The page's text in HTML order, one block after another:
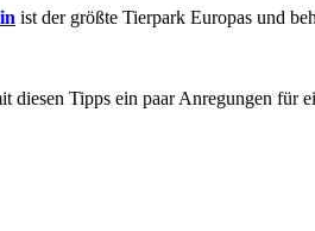
ist der größte Tierpark Europas und
diesen Tipps ein paar Anregungen für